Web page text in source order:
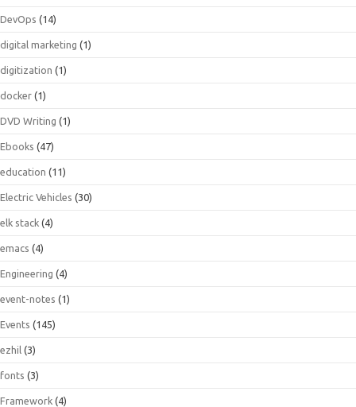
DevOps (14)
digital marketing (1)
digitization (1)
docker (1)
DVD Writing (1)
Ebooks (47)
education (11)
Electric Vehicles (30)
elk stack (4)
emacs (4)
Engineering (4)
event-notes (1)
Events (145)
ezhil (3)
fonts (3)
Framework (4)